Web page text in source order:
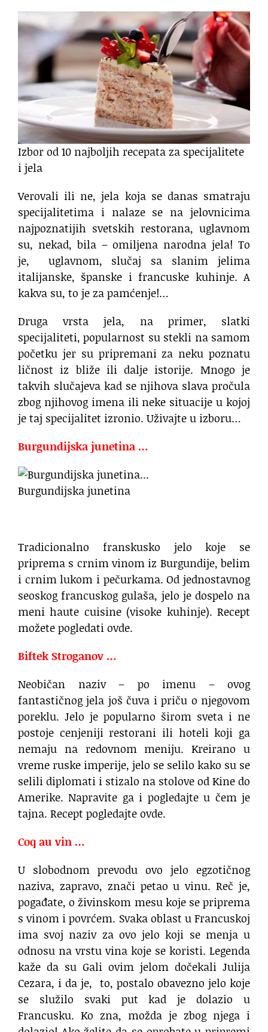
Izbor od 10 najboljih recepata za specijalitete
i jela
Verovali ili ne, jela koja se danas smatraju
specijalitetima i nalaze se na jelovnicima
najpoznatijih svetskih restorana, uglavnom
su, nekad, bila – omiljena narodna jela! To
je, uglavnom, slučaj sa slanim jelima
italijanske, španske i francuske kuhinje. A
kakva su, to je za pamćenje!…
Druga vrsta jela, na primer, slatki
specijaliteti, popularnost su stekli na samom
početku jer su pripremani za neku poznatu
ličnost iz bliže ili dalje istorije. Mnogo je
takvih slučajeva kad se njihova slava pročula
zbog njihovog imena ili neke situacije u kojoj
je taj specijalitet izronio. Uživajte u izboru…
Burgundijska junetina …
Burgundijska junetina
Tradicionalno franskusko jelo koje se
priprema s crnim vinom iz Burgundije, belim
i crnim lukom i pečurkama. Od jednostavnog
seoskog francuskog gulaša, jelo je dospelo na
meni haute cuisine (visoke kuhinje). Recept
možete pogledati ovde.
Biftek Stroganov …
Neobičan naziv – po imenu – ovog
fantastičnog jela još čuva i priču o njegovom
poreklu. Jelo je popularno širom sveta i ne
postoje cenjeniji restorani ili hoteli koji ga
nemaju na redovnom meniju. Kreirano u
vreme ruske imperije, jelo se selilo kako su se
selili diplomati i stizalo na stolove od Kine do
Amerike. Napravite ga i pogledajte u čem je
tajna. Recept pogledajte ovde.
Coq au vin …
U slobodnom prevodu ovo jelo egzotičnog
naziva, zapravo, znači petao u vinu. Reč je,
pogađate, o živinskom mesu koje se priprema
s vinom i povrćem. Svaka oblast u Francuskoj
ima svoj naziv za ovo jelo koji se menja u
odnosu na vrstu vina koje se koristi. Legenda
kaže da su Gali ovim jelom dočekali Julija
Cezara, i da je, to, postalo obavezno jelo koje
se služilo svaki put kad je dolazio u
Francusku. Ko zna, možda je zbog njega i